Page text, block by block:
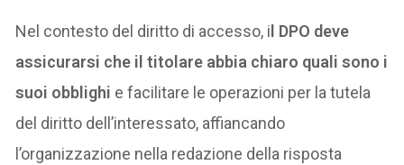
Nel contesto del diritto di accesso, i l DPO deve
assicurarsi che il titolare abbia chiaro quali sono i
suoi obblighi e facilitare le operazioni per la tutela
del diritto dell’interessato, affiancando
l’organizzazione nella redazione della risposta